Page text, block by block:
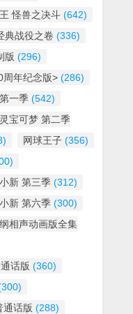
怪兽之决斗 (642)
典战役之卷 (336)
版 (296)
周年纪念版> (286)
一季 (542)
宝可梦 第二季
网球王子 (356)
新 第三季 (312)
新 第六季 (300)
相声动画版全集
话版 (360)
通话版 (288)